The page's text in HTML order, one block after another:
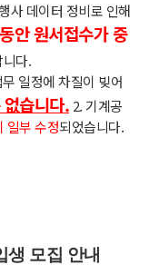
사 데이터 정비로 인해
원서접수가 중
다.
일정에 차질이 빚어
습니다. 2. 기계공
일부 수정되었습니다.
생 모집 안내